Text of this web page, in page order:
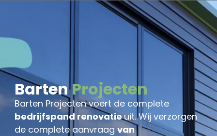
BartenProjecten
Barten Projecten voert de complete
bedrijfspand renovatieuit. Wij verzorgen
de complete aanvraagvan